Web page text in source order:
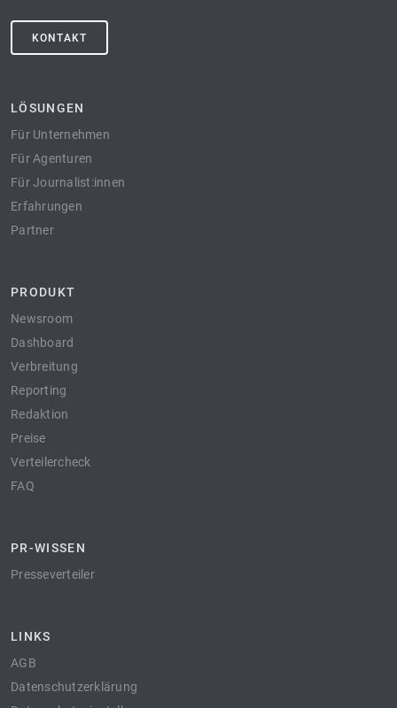
KONTAKT
LÖSUNGEN
Für Unternehmen
Für Agenturen
Für Journalist:innen
Erfahrungen
Partner
PRODUKT
Newsroom
Dashboard
Verbreitung
Reporting
Redaktion
Preise
Verteilercheck
FAQ
PR-WISSEN
Presseverteiler
LINKS
AGB
Datenschutzerklärung